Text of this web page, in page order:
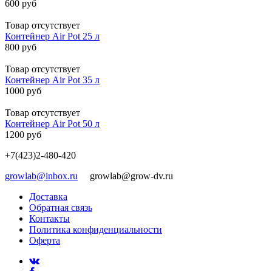
600 руб
Товар отсутствует
Контейнер Air Pot 25 л
800 руб
Товар отсутствует
Контейнер Air Pot 35 л
1000 руб
Товар отсутствует
Контейнер Air Pot 50 л
1200 руб
+7(423)2-480-420
growlab@inbox.ru growlab@grow-dv.ru
Доставка
Обратная связь
Контакты
Политика конфиденциальности
Оферта